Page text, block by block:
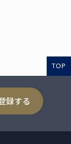
TOP
録する